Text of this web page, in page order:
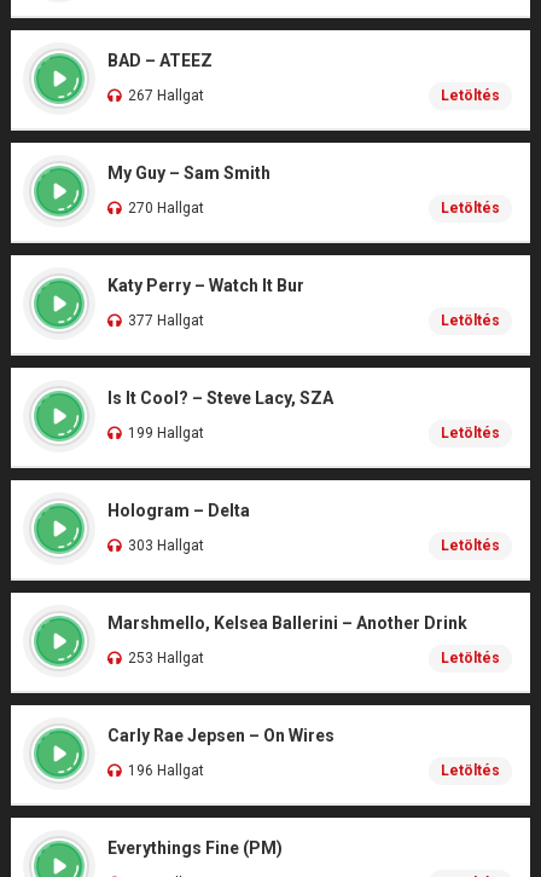
BAD – ATEEZ
267 Hallgat Letöltés
My Guy – Sam Smith
270 Hallgat Letöltés
Katy Perry – Watch It Bur
377 Hallgat Letöltés
Is It Cool? – Steve Lacy, SZA
199 Hallgat Letöltés
Hologram – Delta
303 Hallgat Letöltés
Marshmello, Kelsea Ballerini – Another Drink
253 Hallgat Letöltés
Carly Rae Jepsen – On Wires
196 Hallgat Letöltés
Everythings Fine (PM)